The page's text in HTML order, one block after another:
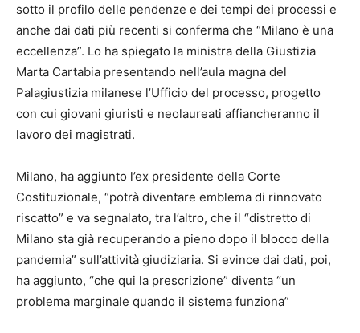
sotto il profilo delle pendenze e dei tempi dei processi e
anche dai dati più recenti si conferma che “Milano è una
eccellenza”. Lo ha spiegato la ministra della Giustizia
Marta Cartabia presentando nell’aula magna del
Palagiustizia milanese l’Ufficio del processo, progetto
con cui giovani giuristi e neolaureati affiancheranno il
lavoro dei magistrati.
Milano, ha aggiunto l’ex presidente della Corte
Costituzionale, “potrà diventare emblema di rinnovato
riscatto” e va segnalato, tra l’altro, che il “distretto di
Milano sta già recuperando a pieno dopo il blocco della
pandemia” sull’attività giudiziaria. Si evince dai dati, poi,
ha aggiunto, “che qui la prescrizione” diventa “un
problema marginale quando il sistema funziona”